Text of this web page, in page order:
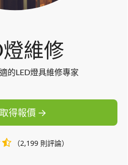
燈維修
的LED燈具維修專家
得報價
（2,199 則評論）